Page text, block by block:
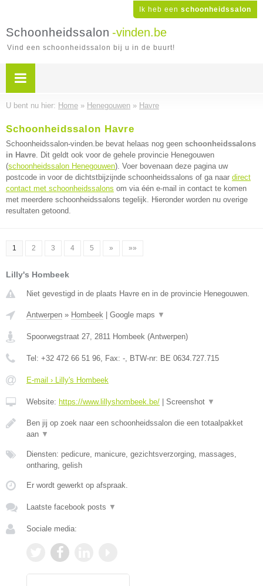
Ik heb een schoonheidssalon
Schoonheidssalon -vinden.be
Vind een schoonheidssalon bij u in de buurt!
U bent nu hier: Home » Henegouwen » Havre
Schoonheidssalon Havre
Schoonheidssalon-vinden.be bevat helaas nog geen schoonheidssalons
in Havre. Dit geldt ook voor de gehele provincie Henegouwen
(schoonheidssalon Henegouwen). Voer bovenaan deze pagina uw
postcode in voor de dichtstbijzijnde schoonheidssalons of ga naar direct
contact met schoonheidssalons om via één e-mail in contact te komen
met meerdere schoonheidssalons tegelijk. Hieronder worden nu overige
resultaten getoond.
1 2 3 4 5 » »»
Lilly's Hombeek
Niet gevestigd in de plaats Havre en in de provincie Henegouwen.
Antwerpen » Hombeek Google maps ▼
Spoorwegstraat 27, 2811 Hombeek (Antwerpen)
Tel: +32 472 66 51 96, Fax: -, BTW-nr: BE 0634.727.715
E-mail › Lilly's Hombeek
Website: https://www.lillyshombeek.be/ Screenshot ▼
Ben jij op zoek naar een schoonheidssalon die een totaalpakket
aan ▼
Diensten: pedicure, manicure, gezichtsverzorging, massages,
ontharing, gelish
Er wordt gewerkt op afspraak.
Laatste facebook posts ▼
Sociale media: